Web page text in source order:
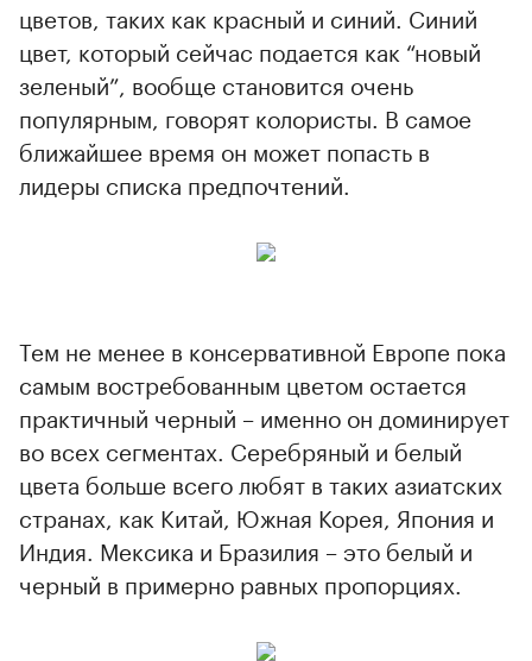
цветов, таких как красный и синий. Синий
цвет, который сейчас подается как “новый
зеленый”, вообще становится очень
популярным, говорят колористы. В самое
ближайшее время он может попасть в
лидеры списка предпочтений.
Тем не менее в консервативной Европе пока
самым востребованным цветом остается
практичный черный – именно он доминирует
во всех сегментах. Серебряный и белый
цвета больше всего любят в таких азиатских
странах, как Китай, Южная Корея, Япония и
Индия. Мексика и Бразилия – это белый и
черный в примерно равных пропорциях.